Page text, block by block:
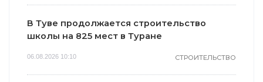
В Туве продолжается строительство
школы на 825 мест в Туране
06.08.2026 10:10 СТРОИТЕЛЬСТВО